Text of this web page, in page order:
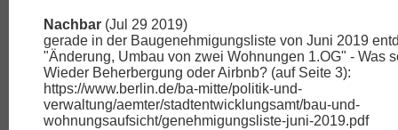
Nachbar (Jul 29 2019)
gerade in der Baugenehmigungsliste von Juni 2019
"Änderung, Umbau von zwei Wohnungen 1.OG" - Was
Wieder Beherbergung oder Airbnb? (auf Seite 3):
https://www.berlin.de/ba-mitte/politik-und-
verwaltung/aemter/stadtentwicklungsamt/bau-und-
wohnungsaufsicht/genehmigungsliste-juni-2019.pdf